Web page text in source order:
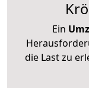
Ein
die Last zu